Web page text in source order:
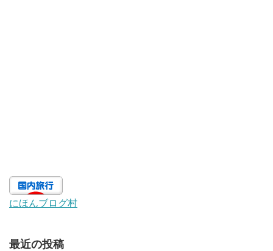
にほんブログ村
最近の投稿